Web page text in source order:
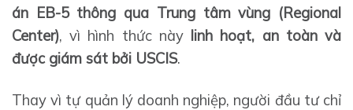
án EB-5 thông qua Trung tâm vùng (Regional
Center), vì hình thức này linh hoạt, an toàn và
được giám sát bởi USCIS.
Thay vì tự quản lý doanh nghiệp, người đầu tư chỉ